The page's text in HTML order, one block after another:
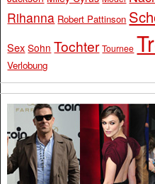
Rihanna Robert Pattinson
Sex Sohn Tochter Tournee
Verlobung